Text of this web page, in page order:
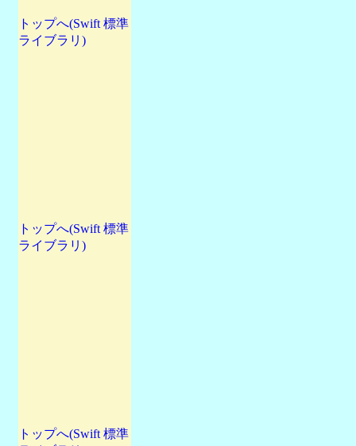
トップへ(Swift 標準
ライブラリ)
トップへ(Swift 標準
ライブラリ)
トップへ(Swift 標準